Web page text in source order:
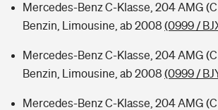
Mercedes-Benz C-Klasse, 204 AMG (C
Benzin, Limousine, ab 2008 (0999 /
Mercedes-Benz C-Klasse, 204 AMG (C
Benzin, Limousine, ab 2008 (0999 /
Mercedes-Benz C-Klasse, 204 AMG (C